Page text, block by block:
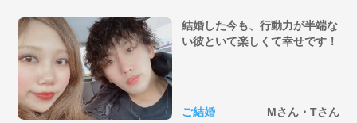
ご結婚 Mさん・Tさん
結婚した今も、行動力が半端な
い彼といて楽しくて幸せです！